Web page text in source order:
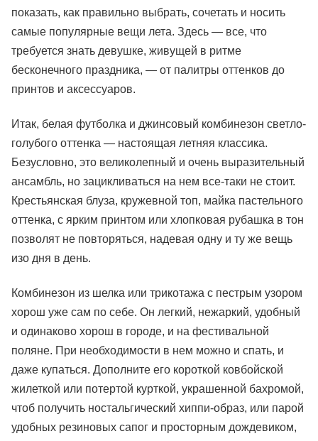
показать, как правильно выбрать, сочетать и носить
самые популярные вещи лета. Здесь — все, что
требуется знать девушке, живущей в ритме
бесконечного праздника, — от палитры оттенков до
принтов и аксессуаров.
Итак, белая футболка и джинсовый комбинезон светло-
голубого оттенка — настоящая летняя классика.
Безусловно, это великолепный и очень выразительный
ансамбль, но зацикливаться на нем все-таки не стоит.
Крестьянская блуза, кружевной топ, майка пастельного
оттенка, с ярким принтом или хлопковая рубашка в тон
позволят не повторяться, надевая одну и ту же вещь
изо дня в день.
Комбинезон из шелка или трикотажа с пестрым узором
хорош уже сам по себе. Он легкий, нежаркий, удобный
и одинаково хорош в городе, и на фестивальной
поляне. При необходимости в нем можно и спать, и
даже купаться. Дополните его короткой ковбойской
жилеткой или потертой курткой, украшенной бахромой,
чтоб получить ностальгический хиппи-образ, или парой
удобных резиновых сапог и просторным дождевиком,